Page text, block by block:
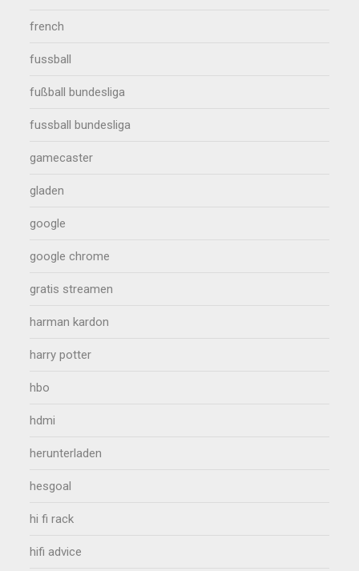
french
fussball
fußball bundesliga
fussball bundesliga
gamecaster
gladen
google
google chrome
gratis streamen
harman kardon
harry potter
hbo
hdmi
herunterladen
hesgoal
hi fi rack
hifi advice